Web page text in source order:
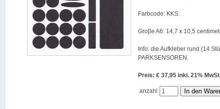
Farbcode: KKS.
Groβe A6: 14,7 x 10,5
Info: die Aufkleber rund (14
PARKSENSOREN.
Preis: € 37,95 inkl. 21%
anzahl